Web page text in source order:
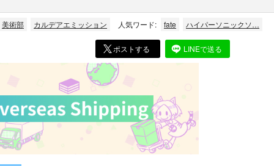
美術部 カルデアエミッション 人気ワード: fate ハイパーソニックソ…
ポストする LINEで送る